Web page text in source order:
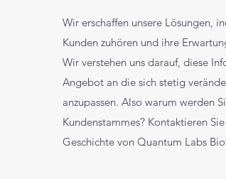
Wir erschaffen unsere Lösungen,
Kunden zuhören und ihre
Wir verstehen uns darauf, diese
Angebot an die sich stetig
anzupassen. Also warum werden
Kundenstammes? Kontaktieren
Geschichte von Quantum Labs